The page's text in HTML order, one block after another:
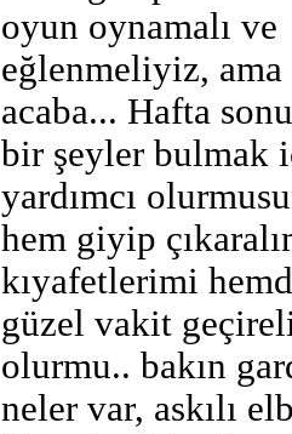
oyun oynamalı ve
eğlenmeliyiz,
acaba... Hafta
bir şeyler bulmak
yardımcı
hem giyip
kıyafetlerimi
güzel vakit
olurmu.. bakın
neler var, askılı